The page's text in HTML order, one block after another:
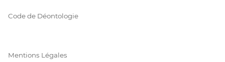
Code de Déontologie
Mentions Légales